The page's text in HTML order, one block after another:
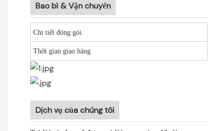
Bao bì & Vận chuyển
Chi tiết đóng gói
Thời gian giao hàng
Dịch vụ của chúng tôi